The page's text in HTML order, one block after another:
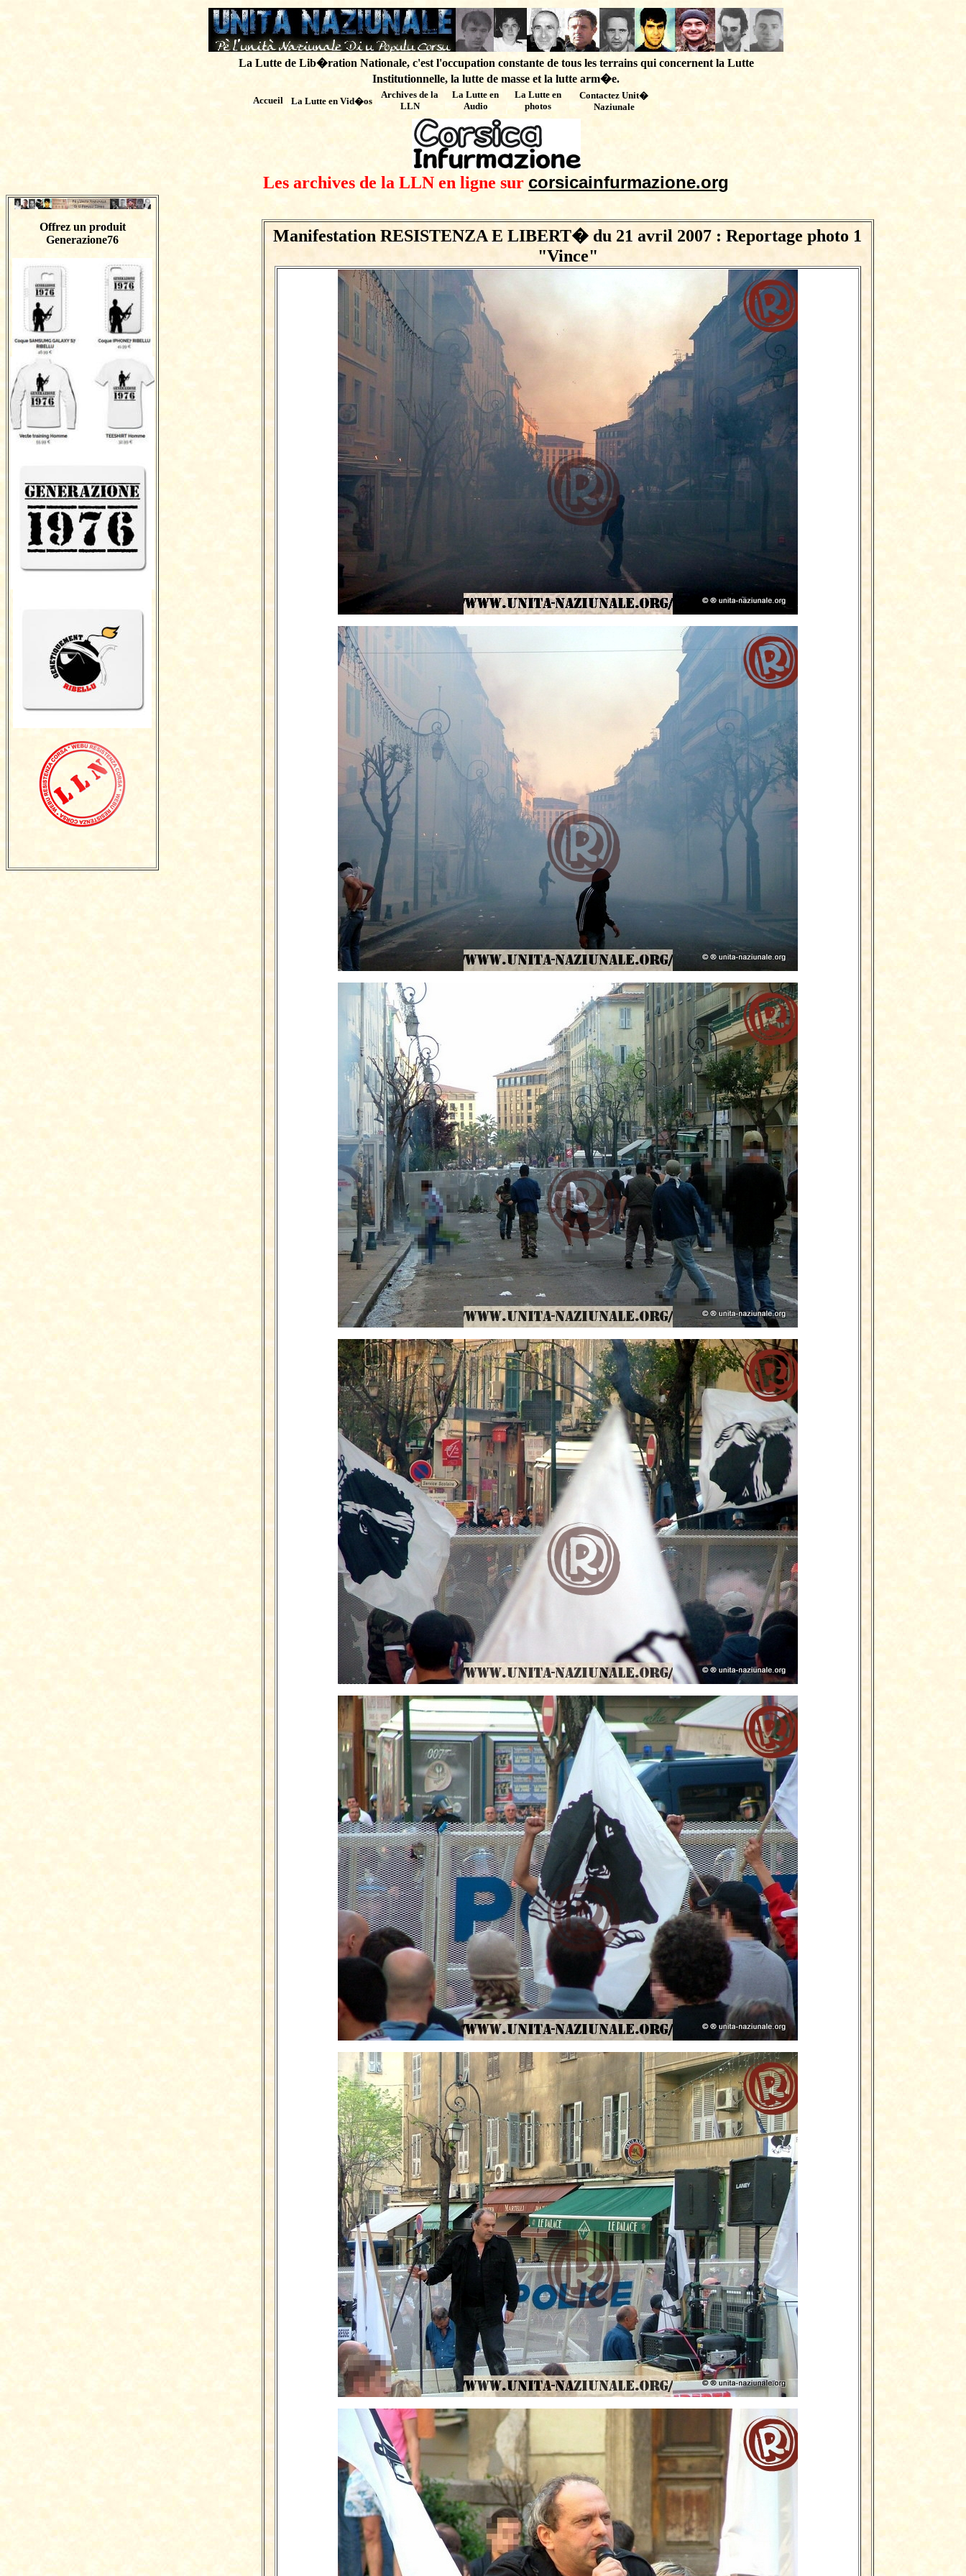
La Lutte de Lib�ration Nationale, c'est l'occupation constante de tous les terrains qui concernent la Lutte
Institutionnelle, la lutte de masse et la lutte arm�e.
Accueil La Lutte en Vid�os
Archives de la
LLN
La Lutte en
Audio
La Lutte en
photos
Contactez Unit�
Naziunale
Les archives de la LLN en ligne sur corsicainfurmazione.org
Offrez un produit
Generazione76
Manifestation RESISTENZA E LIBERT� du 21 avril 2007 : Reportage photo 1
"Vince"